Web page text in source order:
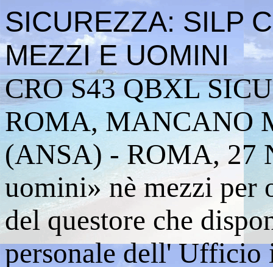
SICUREZZA: SILP
MEZZI E UOMINI
CRO S43 QBXL
ROMA, MANCANO
(ANSA) - ROMA, 27
uomini» nè mezzi per
del questore che
personale dell' Ufficio